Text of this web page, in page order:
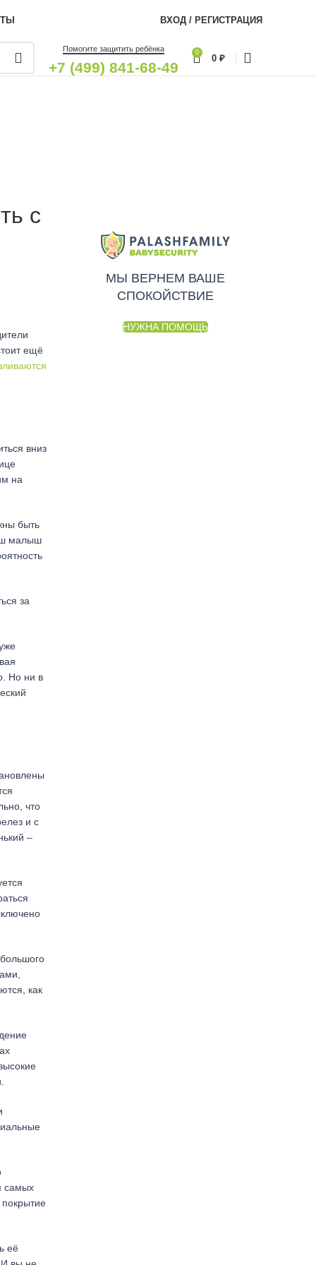
ВХОД / РЕГИСТРАЦИЯ
Помогите защитить ребёнка
+7 (499) 841-68-49
0
0 ₽
с
ещё
вниз
на
быть
малыш
за
Но ни в
что
и с
–
как
самых
покрытие
её
МЫ ВЕРНЕМ ВАШЕ
СПОКОЙСТВИЕ
НУЖНА ПОМОЩЬ